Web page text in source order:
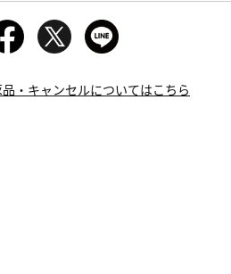
・キャンセルについてはこちら